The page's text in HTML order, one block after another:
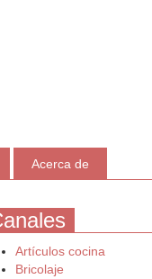
Acerca de
Artículos cocina
Bricolaje